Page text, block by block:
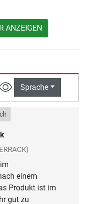
ANZEIGEN
Sprache
einem
Produkt ist im
gut zu